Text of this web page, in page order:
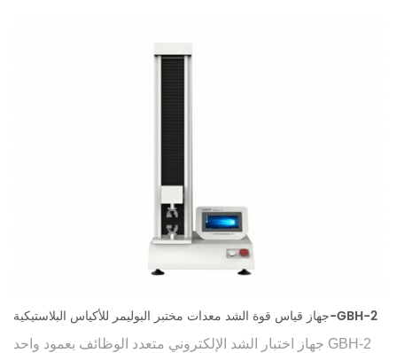
جهاز قياس قوة الشد معدات مختبر البوليمر للأكياس البلاستيكية-GBH-2
جهاز اختبار الشد الإلكتروني متعدد الوظائف بعمود واحد GBH-2